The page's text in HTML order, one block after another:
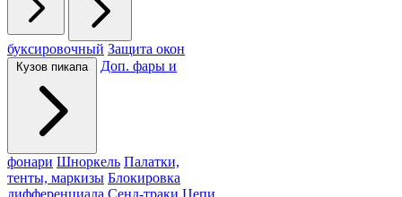
буксировочный Защита окон
Кузов пикапа Доп. фары и
фонари Шноркель Палатки,
тенты, маркизы Блокировка
дифференциала Сенд-траки Цепи